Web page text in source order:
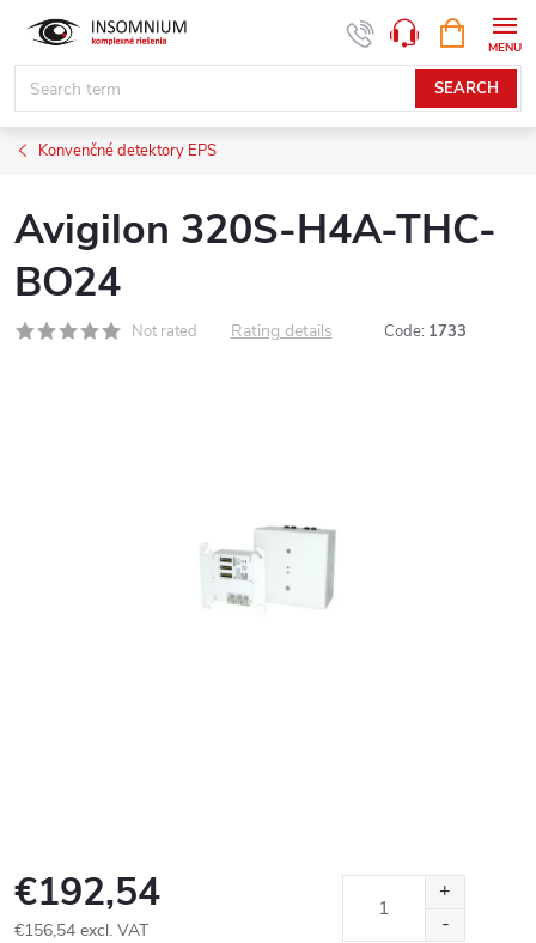
content
SEARCH
CART
Konvenčné detektory EPS
Avigilon 320S-H4A-THC-
BO24
Not rated Rating details Code: 1733
€192,54
€156,54 excl. VAT
www.insomnium.sk - Chat